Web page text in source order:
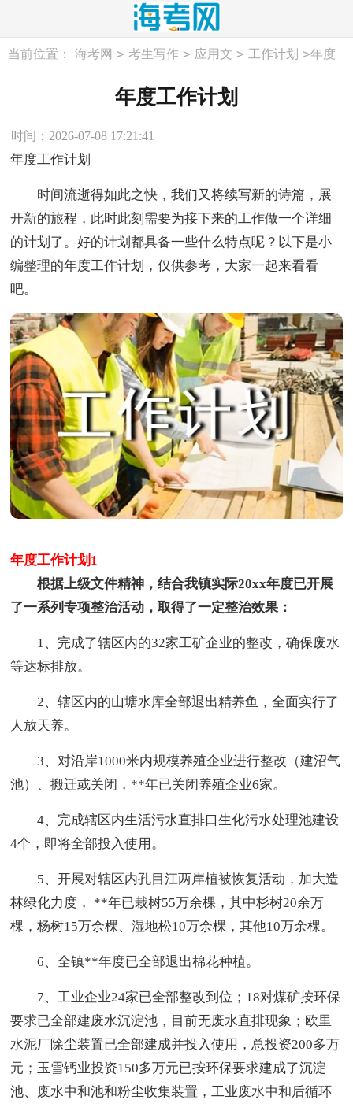
当前位置： 海考网 > 考生写作 > 应用文 > 工作计划 >年度
年度工作计划
时间：2026-07-08 17:21:41
年度工作计划
时间流逝得如此之快，我们又将续写新的诗篇，展
开新的旅程，此时此刻需要为接下来的工作做一个详细
的计划了。好的计划都具备一些什么特点呢？以下是小
编整理的年度工作计划，仅供参考，大家一起来看看
吧。
年度工作计划1
根据上级文件精神，结合我镇实际20xx年度已开展
了一系列专项整治活动，取得了一定整治效果：
1、完成了辖区内的32家工矿企业的整改，确保废水
等达标排放。
2、辖区内的山塘水库全部退出精养鱼，全面实行了
人放天养。
3、对沿岸1000米内规模养殖企业进行整改（建沼气
池）、搬迁或关闭，**年已关闭养殖企业6家。
4、完成辖区内生活污水直排口生化污水处理池建设
4个，即将全部投入使用。
5、开展对辖区内孔目江两岸植被恢复活动，加大造
林绿化力度， **年已栽树55万余棵，其中杉树20余万
棵，杨树15万余棵、湿地松10万余棵，其他10万余棵。
6、全镇**年度已全部退出棉花种植。
7、工业企业24家已全部整改到位；18对煤矿按环保
要求已全部建废水沉淀池，目前无废水直排现象；欧里
水泥厂除尘装置已全部建成并投入使用，总投资200多万
元；玉雪钙业投资150多万元已按环保要求建成了沉淀
池、废水中和池和粉尘收集装置，工业废水中和后循环